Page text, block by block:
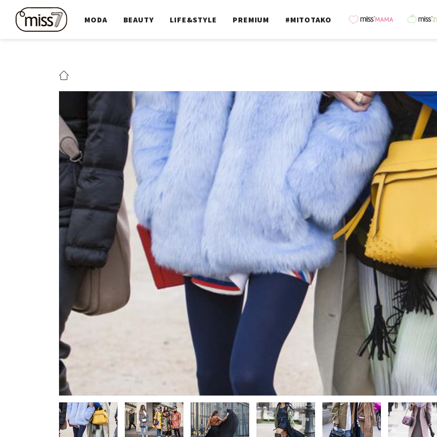
MODA BEAUTY LIFE&STYLE PREMIUM #MITOTAKO